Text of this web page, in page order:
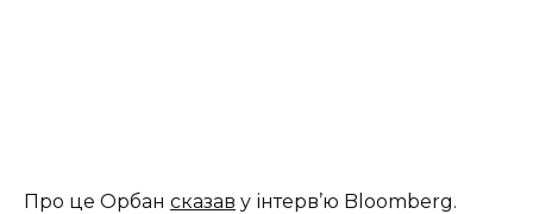
Про це Орбан сказав у інтерв’ю Bloomberg.